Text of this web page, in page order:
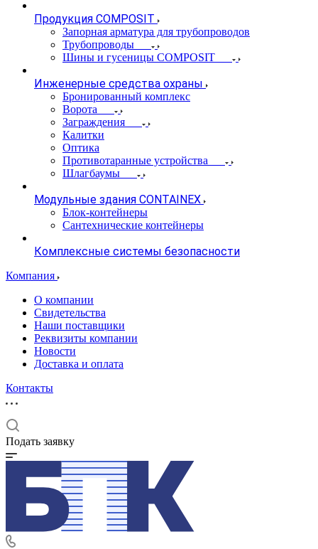
Продукция COMPOSIT
Запорная арматура для трубопроводов
Трубопроводы
Шины и гусеницы COMPOSIT
Инженерные средства охраны
Бронированный комплекс
Ворота
Заграждения
Калитки
Оптика
Противотаранные устройства
Шлагбаумы
Модульные здания CONTAINEX
Блок-контейнеры
Сантехнические контейнеры
Комплексные системы безопасности
Компания
О компании
Свидетельства
Наши поставщики
Реквизиты компании
Новости
Доставка и оплата
Контакты
Подать заявку